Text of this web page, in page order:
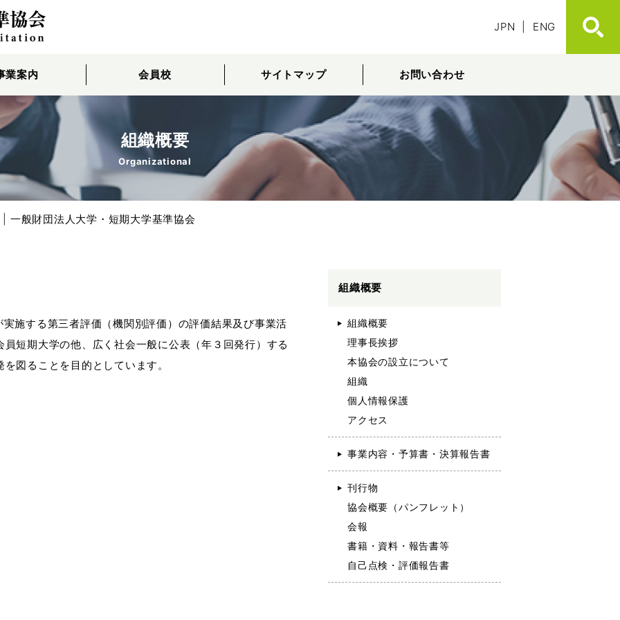
JPN ENG
業案内 会員校 サイトマップ お問い合わせ
組織概要
Organizational
| 一般財団法人大学・短期大学基準協会
施する第三者評価（機関別評価）の評価結果及び事業活
短期大学の他、広く社会一般に公表（年３回発行）する
図ることを目的としています。
組織概要
組織概要
理事長挨拶
本協会の設立について
組織
個人情報保護
アクセス
事業内容・予算書・決算報告書
刊行物
協会概要（パンフレット）
会報
書籍・資料・報告書等
自己点検・評価報告書